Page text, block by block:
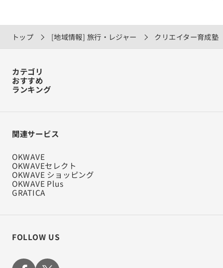
トップ [地域情報] 旅行・レジャー クリエイター育成塾
カテゴリ
おすすめ
ランキング
関連サービス
OKWAVE
OKWAVEセレクト
OKWAVE ショッピング
OKWAVE Plus
GRATICA
FOLLOW US